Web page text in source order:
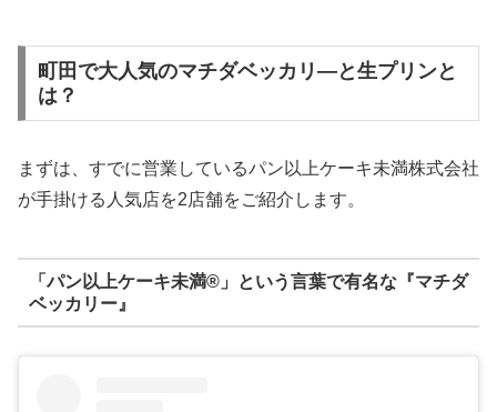
町田で大人気のマチダベッカリ―と生プリンと
は？
まずは、すでに営業しているパン以上ケーキ未満株式会社
が手掛ける人気店を2店舗をご紹介します。
「パン以上ケーキ未満®」という言葉で有名な『マチダ
ベッカリー』